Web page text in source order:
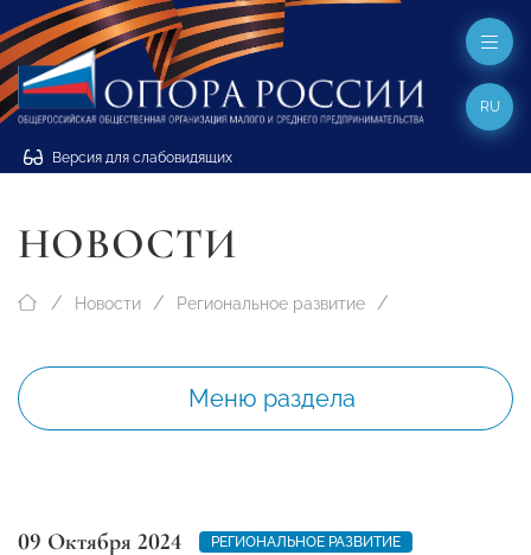
Версия для слабовидящих
RU
НОВОСТИ
Новости Региональное развитие
Меню раздела
09 Октября 2024
РЕГИОНАЛЬНОЕ РАЗВИТИЕ